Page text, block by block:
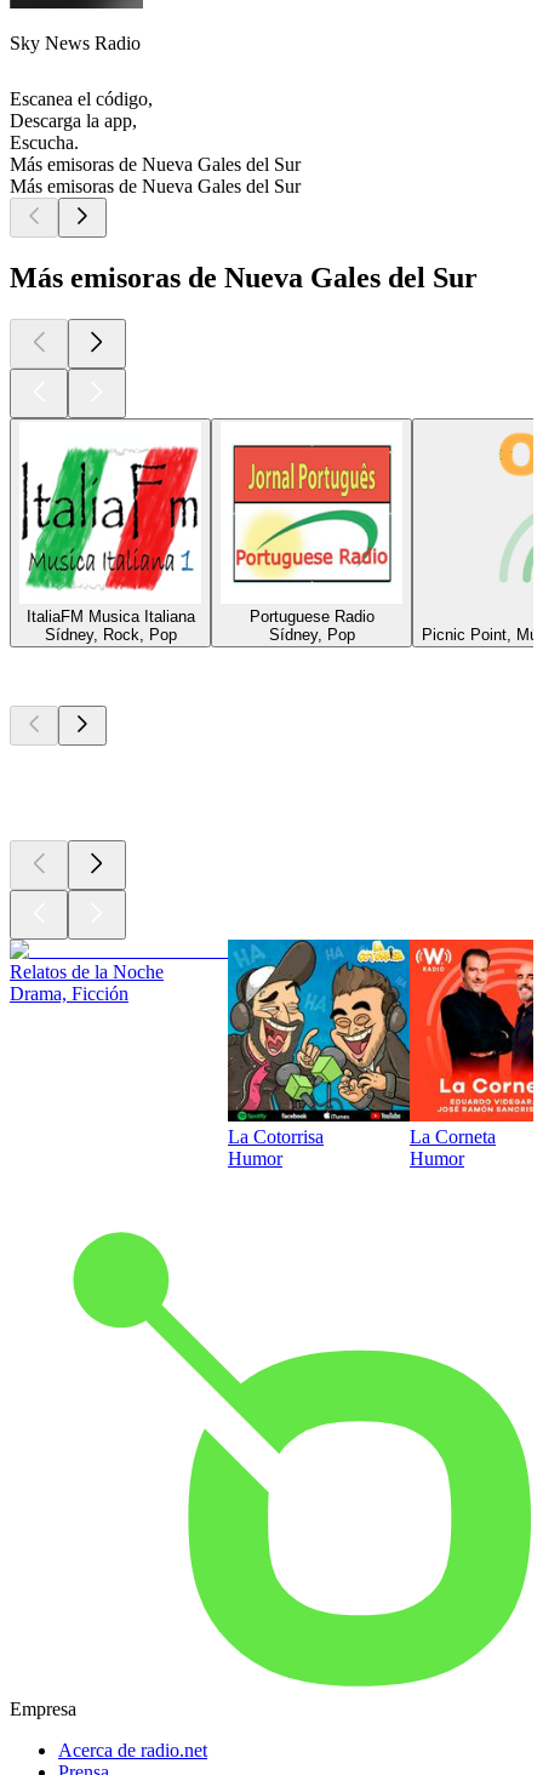
Sky News Radio
Escanea el código,
Descarga la app,
Escucha.
Más emisoras de Nueva Gales del Sur
Más emisoras de Nueva Gales del Sur
Más emisoras de Nueva Gales del Sur
ItaliaFM Musica Italiana
Sídney, Rock, Pop
Portuguese Radio
Sídney, Pop
Picnic Point,
Relatos de la Noche
Drama, Ficción
La Cotorrisa
Humor
La Corneta
Humor
Empresa
Acerca de radio.net